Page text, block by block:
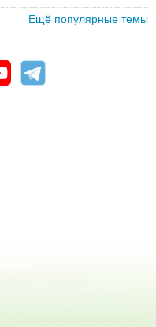
Ещё популярные темы